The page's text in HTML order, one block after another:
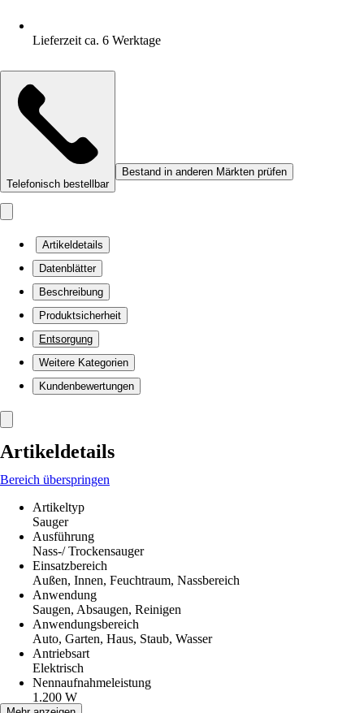
Lieferzeit ca. 6 Werktage
Telefonisch bestellbar
Bestand in anderen Märkten prüfen
Artikeldetails
Datenblätter
Beschreibung
Produktsicherheit
Entsorgung
Weitere Kategorien
Kundenbewertungen
Artikeldetails
Bereich überspringen
Artikeltyp
Sauger
Ausführung
Nass-/ Trockensauger
Einsatzbereich
Außen, Innen, Feuchtraum, Nassbereich
Anwendung
Saugen, Absaugen, Reinigen
Anwendungsbereich
Auto, Garten, Haus, Staub, Wasser
Antriebsart
Elektrisch
Nennaufnahmeleistung
1.200 W